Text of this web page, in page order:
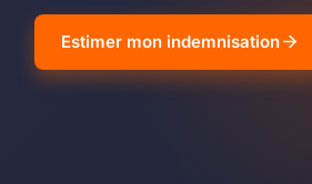
Estimer mon indemnisation